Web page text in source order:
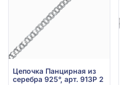
Цепочка Панцирная из
серебра 925°, арт. 913Р 2